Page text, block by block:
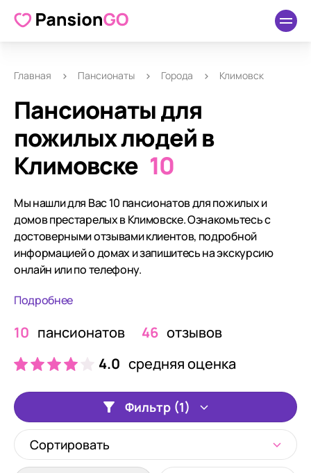
Главная Пансионаты Города Климовск
Пансионаты для
пожилых людей в
Климовске 10
Мы нашли для Вас 10 пансионатов для пожилых и
домов престарелых в Климовске. Ознакомьтесь с
достоверными отзывами клиентов, подробной
информацией о домах и запишитесь на экскурсию
онлайн или по телефону.
Подробнее
10 пансионатов 46 отзывов
4.0 средняя оценка
Фильтр (1)
Сортировать